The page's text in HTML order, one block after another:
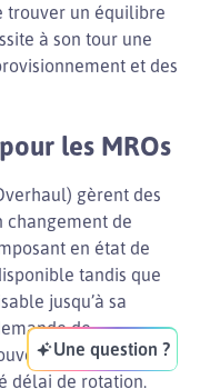
trouver un équilibre
à son tour une
et des
les MROs
gèrent des
changement de
en état de
tandis que
jusqu’à sa
de
disponibilité
délai de rotation.
Une question ?